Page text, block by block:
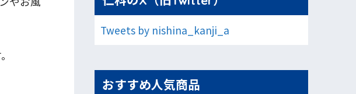
Tweets by nishina_kanji_a
おすすめ人気商品